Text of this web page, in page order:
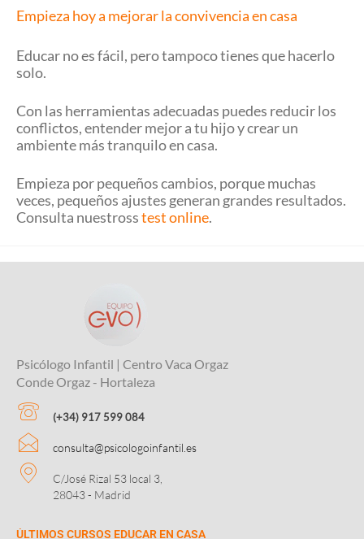
Empieza hoy a mejorar la convivencia en casa
Educar no es fácil, pero tampoco tienes que hacerlo
solo.
Con las herramientas adecuadas puedes reducir los
conflictos, entender mejor a tu hijo y crear un
ambiente más tranquilo en casa.
Empieza por pequeños cambios, porque muchas
veces, pequeños ajustes generan grandes resultados.
Consulta nuestrosstest online.
Psicólogo Infantil | Centro Vaca Orgaz
Conde Orgaz - Hortaleza
(+34) 917 599 084
consulta@psicologoinfantil.es
C/José Rizal 53 local 3,
28043 - Madrid
ÚLTIMOS CURSOS EDUCAR EN CASA